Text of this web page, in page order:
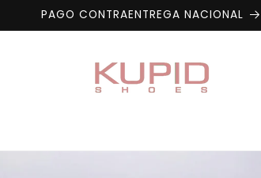
PAGO CONTRAENTREGA NACIONAL